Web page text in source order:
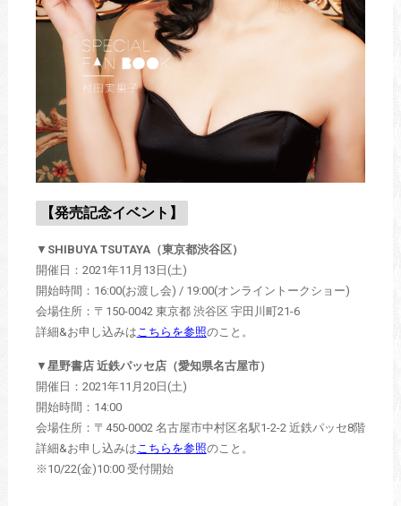
【発売記念イベント】
▼ SHIBUYA TSUTAYA（東京都渋谷区）
開催日：2021年11月13日(土)
開始時間：16:00(お渡し会) / 19:00(オンライントークショー)
会場住所：〒150-0042 東京都 渋谷区 宇田川町21-6
詳細&お申し込みはこちらを参照のこと。
▼ 星野書店 近鉄パッセ店（愛知県名古屋市）
開催日：2021年11月20日(土)
開始時間：14:00
会場住所：〒450-0002 名古屋市中村区名駅1-2-2 近鉄パッセ8階
詳細&お申し込みはこちらを参照のこと。
※10/22(金)10:00 受付開始